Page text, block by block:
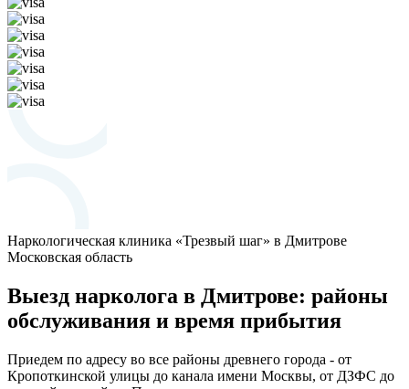
Наркологическая клиника «Трезвый шаг» в Дмитрове
Московская область
Выезд нарколога в Дмитрове: районы
обслуживания и время прибытия
Приедем по адресу во все районы древнего города - от
Кропоткинской улицы до канала имени Москвы, от ДЗФС до